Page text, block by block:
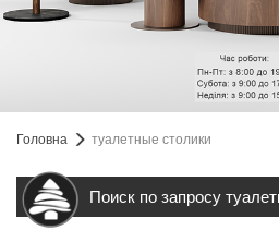
Головна туалетные столики
Поиск по запросу